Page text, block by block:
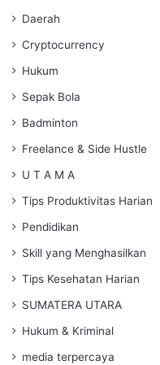
Daerah
Cryptocurrency
Hukum
Sepak Bola
Badminton
Freelance & Side Hustle
U T A M A
Tips Produktivitas Harian
Pendidikan
Skill yang Menghasilkan
Tips Kesehatan Harian
SUMATERA UTARA
Hukum & Kriminal
media terpercaya